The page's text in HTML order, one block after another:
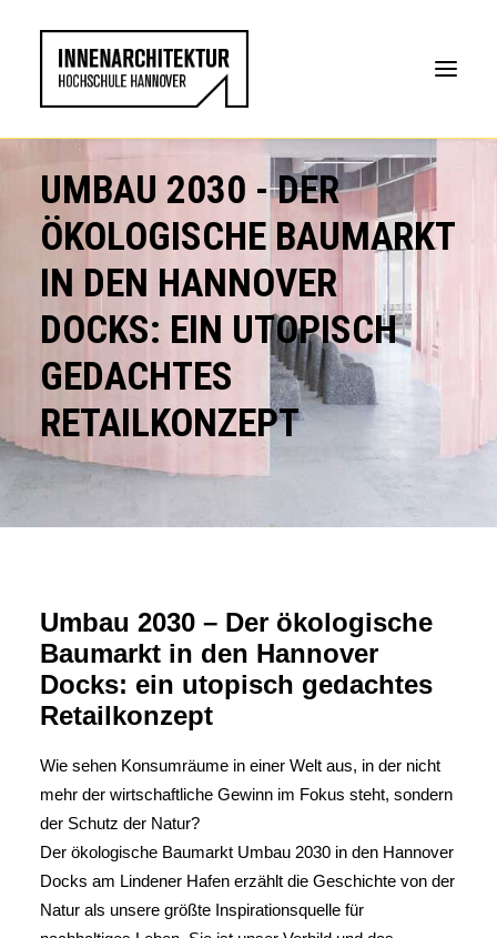
UMBAU 2030 - DER
ÖKOLOGISCHE BAUMARKT
IN DEN HANNOVER
DOCKS: EIN UTOPISCH
GEDACHTES
RETAILKONZEPT
Umbau 2030 – Der ökologische
Baumarkt in den Hannover
Docks: ein utopisch gedachtes
Retailkonzept
Wie sehen Konsumräume in einer Welt aus, in der nicht
mehr der wirtschaftliche Gewinn im Fokus steht, sondern
der Schutz der Natur?
Der ökologische Baumarkt Umbau 2030 in den Hannover
Docks am Lindener Hafen erzählt die Geschichte von der
Natur als unsere größte Inspirationsquelle für